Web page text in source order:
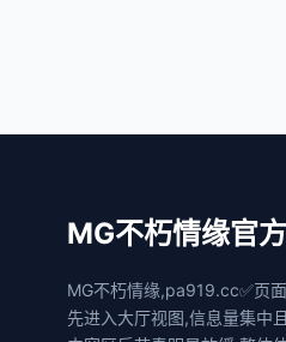
MG不朽情缘官
MG不朽情缘,pa919.cc✅页
先进入大厅视图,信息量集中